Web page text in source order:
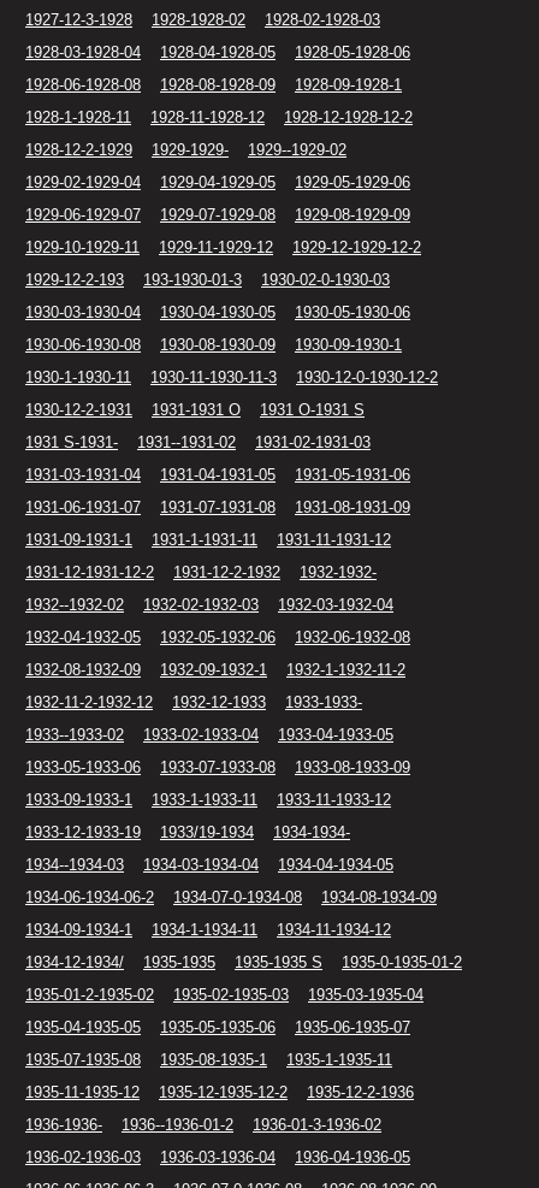
1927-12-3-1928 1928-1928-02
1928-02-1928-03
1928-03-1928-04
1928-04-1928-05
1928-05-1928-06
1928-06-1928-08
1928-08-1928-09
1928-09-1928-1
1928-1-1928-11
1928-11-1928-12
1928-12-1928-12-2
1928-12-2-1929
1929-1929-
1929--1929-02
1929-02-1929-04
1929-04-1929-05
1929-05-1929-06
1929-06-1929-07
1929-07-1929-08
1929-08-1929-09
1929-10-1929-11
1929-11-1929-12
1929-12-1929-12-2
1929-12-2-193
193-1930-01-3
1930-02-0-1930-03
1930-03-1930-04
1930-04-1930-05
1930-05-1930-06
1930-06-1930-08
1930-08-1930-09
1930-09-1930-1
1930-1-1930-11
1930-11-1930-11-3
1930-12-0-1930-12-2
1930-12-2-1931
1931-1931 O
1931 O-1931 S
1931 S-1931-
1931--1931-02
1931-02-1931-03
1931-03-1931-04
1931-04-1931-05
1931-05-1931-06
1931-06-1931-07
1931-07-1931-08
1931-08-1931-09
1931-09-1931-1
1931-1-1931-11
1931-11-1931-12
1931-12-1931-12-2
1931-12-2-1932
1932-1932-
1932--1932-02
1932-02-1932-03
1932-03-1932-04
1932-04-1932-05
1932-05-1932-06
1932-06-1932-08
1932-08-1932-09
1932-09-1932-1
1932-1-1932-11-2
1932-11-2-1932-12
1932-12-1933
1933-1933-
1933--1933-02
1933-02-1933-04
1933-04-1933-05
1933-05-1933-06
1933-07-1933-08
1933-08-1933-09
1933-09-1933-1
1933-1-1933-11
1933-11-1933-12
1933-12-1933-19
1933/19-1934
1934-1934-
1934--1934-03
1934-03-1934-04
1934-04-1934-05
1934-06-1934-06-2
1934-07-0-1934-08
1934-08-1934-09
1934-09-1934-1
1934-1-1934-11
1934-11-1934-12
1934-12-1934/
1935-1935 1935-1935 S
1935-0-1935-01-2
1935-01-2-1935-02
1935-02-1935-03
1935-03-1935-04
1935-04-1935-05
1935-05-1935-06
1935-06-1935-07
1935-07-1935-08
1935-08-1935-1
1935-1-1935-11
1935-11-1935-12
1935-12-1935-12-2
1935-12-2-1936
1936-1936-
1936--1936-01-2
1936-01-3-1936-02
1936-02-1936-03
1936-03-1936-04
1936-04-1936-05